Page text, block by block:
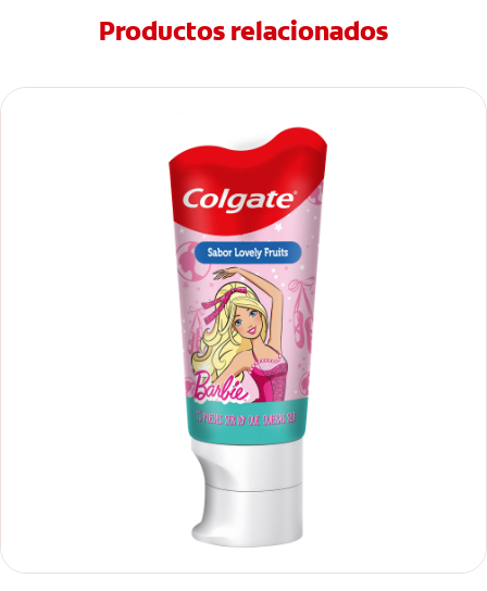
Productos relacionados